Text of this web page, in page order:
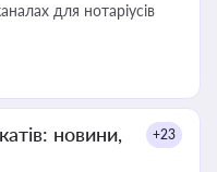
для нотаріусів
новини,
+23